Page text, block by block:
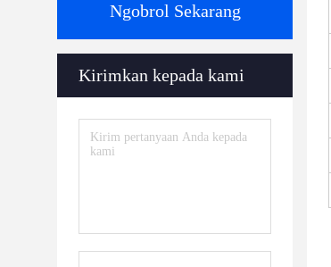
Ngobrol Sekarang
Kirimkan kepada kami